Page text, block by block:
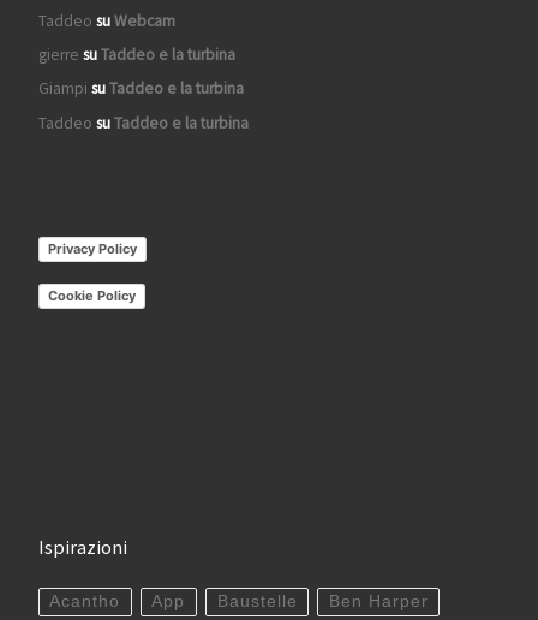
Taddeo suWebcam
gierre suTaddeo e la turbina
Giampi suTaddeo e la turbina
Taddeo suTaddeo e la turbina
Privacy Policy
Cookie Policy
Ispirazioni
Acantho App Baustelle Ben Harper